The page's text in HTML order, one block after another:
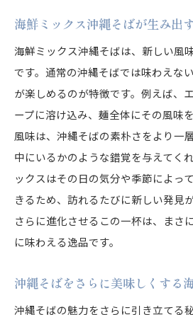
海鮮ミックス沖縄そばが生み出
海鮮ミックス沖縄そばは、新しい風
です。通常の沖縄そばでは味わえな
が楽しめるのが特徴です。例えば、
ープに溶け込み、麺全体にその風味
風味は、沖縄そばの素朴さをより一
中にいるかのような錯覚を与えてく
ックスはその日の気分や季節によっ
きるため、訪れるたびに新しい発見
さらに進化させるこの一杯は、まさ
に味わえる逸品です。
沖縄そばをさらに美味しくする
沖縄そばの魅力をさらに引き立てる